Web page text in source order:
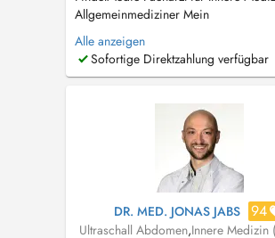
Allgemeinmediziner Mein
Behandlungsspektrum umfasst unter
Herz-Kreislauf-Beschwerden,
Herzstolpern (Palpitationen),
oder chronisch), Atemnot,
oder vermutetes As...
Alle anzeigen
Sofortige Direktzahlung verfügbar
DR. MED. JONAS JABS 94
Ultraschall Abdomen,Innere Medizin